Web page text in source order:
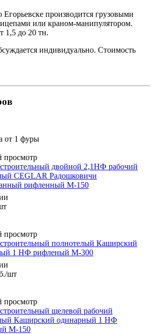
Егорьевске производится грузовыми
или краном-манипулятором.
1,5 до 20 тн.
индивидуально. Стоимость
просмотр
двойной 2,1НФ рабочий
CEGLAR Радошковичи
рифленный М-150
просмотр
полнотелый Каширский
1 НФ рифленый М-300
/шт
просмотр
щелевой рабочий
Каширский одинарный 1 НФ
М-150